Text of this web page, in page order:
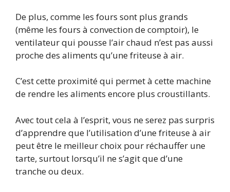
De plus, comme les fours sont plus grands
(même les fours à convection de comptoir), le
ventilateur qui pousse l’air chaud n’est pas aussi
proche des aliments qu’une friteuse à air.
C’est cette proximité qui permet à cette machine
de rendre les aliments encore plus croustillants.
Avec tout cela à l’esprit, vous ne serez pas surpris
d’apprendre que l’utilisation d’une friteuse à air
peut être le meilleur choix pour réchauffer une
tarte, surtout lorsqu’il ne s’agit que d’une
tranche ou deux.